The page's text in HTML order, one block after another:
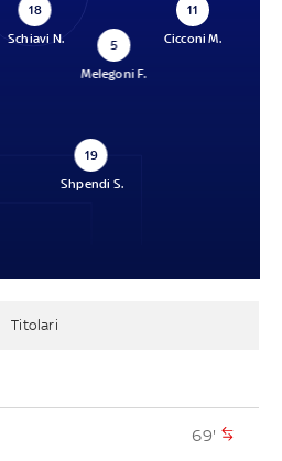
18
Schiavi N.
5
Melegoni F.
11
Cicconi M.
19
Shpendi S.
Titolari
69'